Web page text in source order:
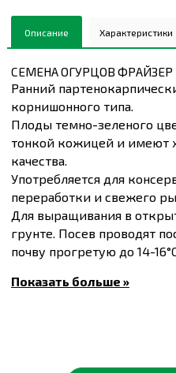
Описание Характеристики
СЕМЕНА ОГУРЦОВ ФРАЙЗЕР
Ранний
корнишонного типа.
Плоды темно-зеленого
тонкой кожицей и имеют
качества.
Употребляется для
переработки и свежего
Для выращивания в
грунте. Посев проводят
почву прогретую до 14-
Масса плода 80-100 г
Показать больше »